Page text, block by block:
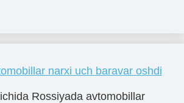
narxi uch baravar oshdi
Rossiyada avtomobillar